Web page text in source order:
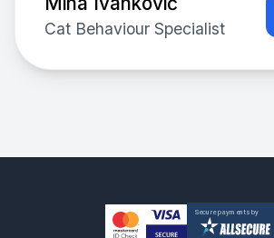
Cat Behaviour Specialist